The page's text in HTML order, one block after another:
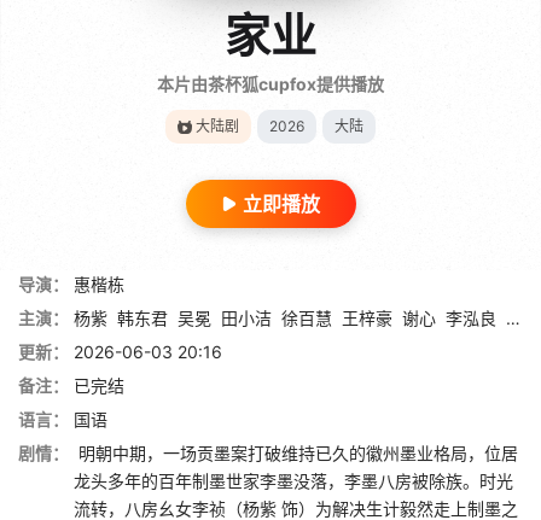
家业
本片由茶杯狐cupfox提供播放
大陆剧 2026 大陆
立即播放
导演：
惠楷栋
主演：
杨紫 韩东君 吴冕 田小洁 徐百慧 王梓豪 谢心 李泓良 杨斯
更新：
2026-06-03 20:16
备注：
已完结
语言：
国语
剧情：
明朝中期，一场贡墨案打破维持已久的徽州墨业格局，位居
龙头多年的百年制墨世家李墨没落，李墨八房被除族。时光
流转，八房幺女李祯（杨紫 饰）为解决生计毅然走上制墨之